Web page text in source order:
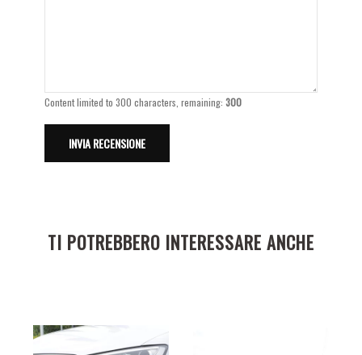
Content limited to 300 characters, remaining:300
TI POTREBBERO INTERESSARE ANCHE